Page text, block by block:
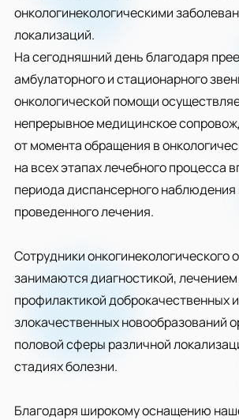
онкологинекологическими
локализаций.
На сегодняшний день благодаря
амбулаторного и стационарного
онкологической помощи
непрерывное медицинское
от момента обращения в
на всех этапах лечебного процесса
периода диспансерного наблюдения
проведенного лечения.
Сотрудники онкогинекологического
занимаются диагностикой, лечением
профилактикой доброкачественных и
злокачественных новообразований
половой сферы различной
стадиях болезни.
Благодаря широкому оснащению